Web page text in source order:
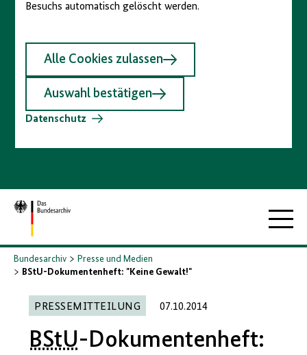
Besuchs automatisch gelöscht werden.
Alle Cookies zulassen
Auswahl bestätigen
Datenschutz
Zur
Startseite
Bundesarchiv
Presse und Medien
BStU-Dokumentenheft: "Keine Gewalt!"
PRESSEMITTEILUNG 07.10.2014
BStU-Dokumentenheft: